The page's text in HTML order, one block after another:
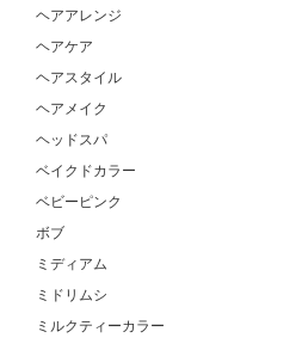
ヘアアレンジ
ヘアケア
ヘアスタイル
ヘアメイク
ヘッドスパ
ベイクドカラー
ベビーピンク
ボブ
ミディアム
ミドリムシ
ミルクティーカラー